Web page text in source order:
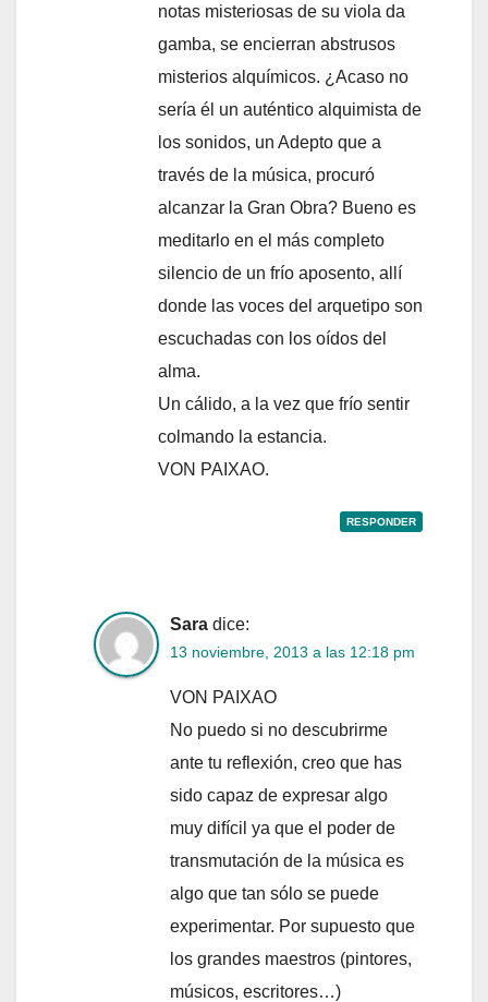
notas misteriosas de su viola da
gamba, se encierran abstrusos
misterios alquímicos. ¿Acaso no
sería él un auténtico alquimista de
los sonidos, un Adepto que a
través de la música, procuró
alcanzar la Gran Obra? Bueno es
meditarlo en el más completo
silencio de un frío aposento, allí
donde las voces del arquetipo son
escuchadas con los oídos del
alma.
Un cálido, a la vez que frío sentir
colmando la estancia.
VON PAIXAO.
RESPONDER
Sara dice:
13 noviembre, 2013 a las 12:18 pm
VON PAIXAO
No puedo si no descubrirme
ante tu reflexión, creo que has
sido capaz de expresar algo
muy difícil ya que el poder de
transmutación de la música es
algo que tan sólo se puede
experimentar. Por supuesto que
los grandes maestros (pintores,
músicos, escritores…)